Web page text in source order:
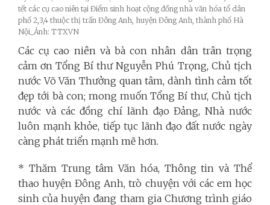
tết các cụ cao niên tại Điểm sinh hoạt cộng đồng nhà văn hóa tổ dân
phố 2,3,4 thuộc thị trấn Đông Anh, huyện Đông Anh, thành phố Hà
Nội_Ảnh: TTXVN
Các cụ cao niên và bà con nhân dân trân trọng
cảm ơn Tổng Bí thư Nguyễn Phú Trọng, Chủ tịch
nước Võ Văn Thưởng quan tâm, dành tình cảm tốt
đẹp tới bà con; mong muốn Tổng Bí thư, Chủ tịch
nước và các đồng chí lãnh đạo Đảng, Nhà nước
luôn mạnh khỏe, tiếp tục lãnh đạo đất nước ngày
càng phát triển mạnh mẽ hơn.
* Thăm Trung tâm Văn hóa, Thông tin và Thể
thao huyện Đông Anh, trò chuyện với các em học
sinh của huyện đang tham gia Chương trình giáo